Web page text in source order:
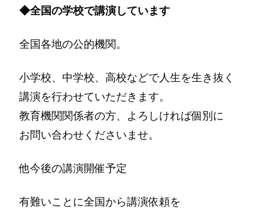
◆全国の学校で講演しています
全国各地の公的機関。
小学校、中学校、高校などで人生を生き抜く
講演を行わせていただきます。
教育機関関係者の方、よろしければ個別に
お問い合わせくださいませ。
他今後の講演開催予定
有難いことに全国から講演依頼を